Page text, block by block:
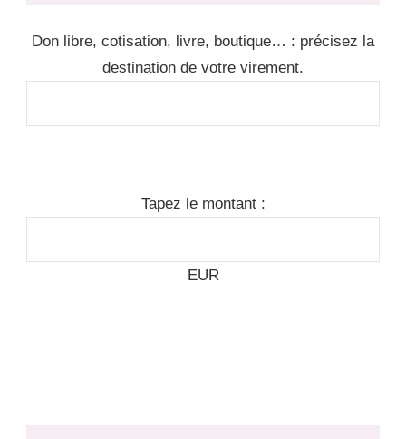
Don libre, cotisation, livre, boutique… : précisez la
destination de votre virement.
Tapez le montant :
EUR